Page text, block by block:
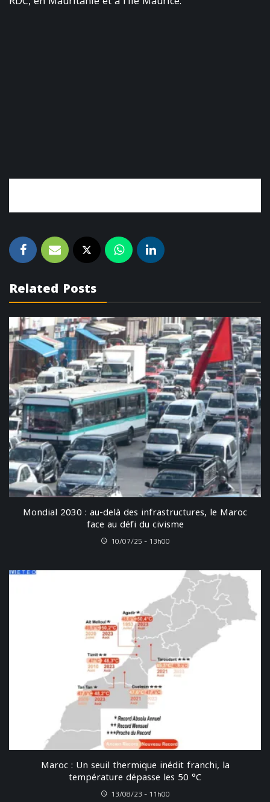
Related Posts
Mondial 2030 : au-delà des infrastructures, le Maroc
face au défi du civisme
10/07/25 - 13h00
Maroc : Un seuil thermique inédit franchi, la
température dépasse les 50 °C
13/08/23 - 11h00